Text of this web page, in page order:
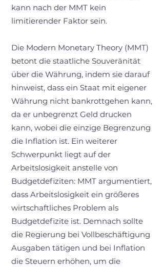
kann nach der MMT kein
limitierender Faktor sein.
Die Modern Monetary Theory (MMT)
betont die staatliche Souveränität
über die Währung, indem sie darauf
hinweist, dass ein Staat mit eigener
Währung nicht bankrottgehen kann,
da er unbegrenzt Geld drucken
kann, wobei die einzige Begrenzung
die Inflation ist. Ein weiterer
Schwerpunkt liegt auf der
Arbeitslosigkeit anstelle von
Budgetdefiziten: MMT argumentiert,
dass Arbeitslosigkeit ein größeres
wirtschaftliches Problem als
Budgetdefizite ist. Demnach sollte
die Regierung bei Vollbeschäftigung
Ausgaben tätigen und bei Inflation
die Steuern erhöhen, um die